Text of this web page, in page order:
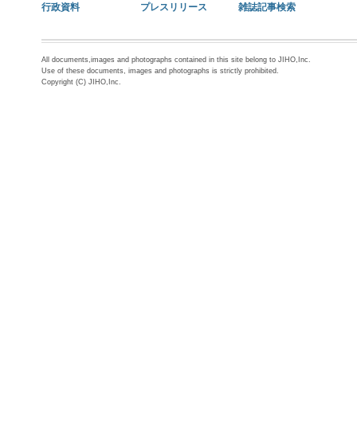
行政資料 プレスリリース 雑誌記事検索
All documents,images and photographs contained in this site belong to JIHO,Inc.
Use of these documents, images and photographs is strictly prohibited.
Copyright (C) JIHO,Inc.